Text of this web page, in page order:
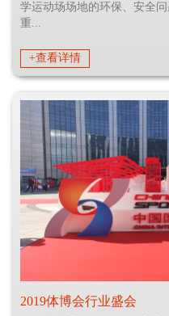
学运动场场地的环保、安全
重...
+查看详情
2019体博会行业盛会